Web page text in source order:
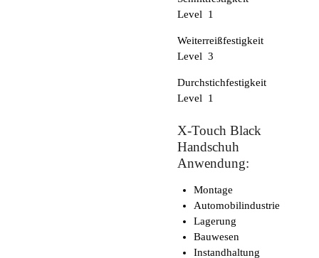
Level 1
Weiterreißfestigkeit
Level 3
Durchstichfestigkeit
Level 1
X-Touch Black
Handschuh
Anwendung:
Montage
Automobilindustrie
Lagerung
Bauwesen
Instandhaltung